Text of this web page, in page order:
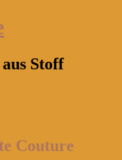
Stoff
Couture